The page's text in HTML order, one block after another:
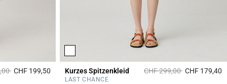
from
toCHF 199,50 5 out of 5 Customer Rating
Kurzes Spitzenkleid Price reduced from
CHF 299,00toCHF 179,40
LAST CHANCE